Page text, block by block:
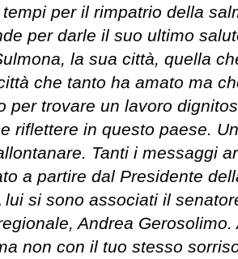
per il rimpatrio della
per darle il suo ultimo
la sua città, quella
che tanto ha amato ma
per trovare un lavoro
riflettere in questo paese.
Tanti i messaggi
a partire dal Presidente
lui si sono associati il
Andrea
non con il tuo stesso